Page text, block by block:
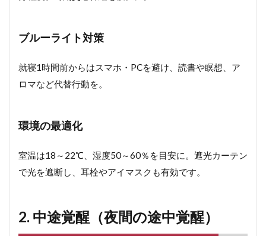
ブルーライト対策
就寝1時間前からはスマホ・PCを避け、読書や瞑想、ア
ロマなど代替行動を。
環境の最適化
室温は18～22℃、湿度50～60％を目安に。遮光カーテン
で光を遮断し、耳栓やアイマスクも有効です。
2. 中途覚醒（夜間の途中覚醒）